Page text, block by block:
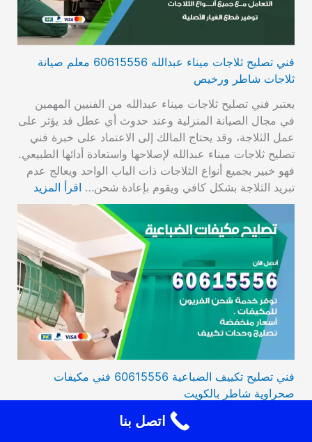
فني تصليح ثلاجات ميناء عبدالله 60615556 معلم صيانة
ثلاجات شاطر ورخيص
يعتبر فني تصليح ثلاجات ميناء عبدالله من الفنيين المهمين
في مجال الصيانة المنزلية وعند حدوث أي عطل قد يؤثر على
عمل الثلاجة، وقد يحتاج المالك إلى الاعتماد على خبرة فني
تصليح ثلاجات ميناء عبدالله لإصلاحها واستعادة أدائها الطبيعي.
فهو خبير بجميع أنواع الثلاجات ذات الباب الواحد ويعالج عدم
تبريد الثلاجة بشكل كافي ويقوم بإعادة شحن… اقرأ المزيد
فني تصليح تكييف الضباعية 60615556 فني مكيفات
صحراوية شاطر بالكويت
فني تصليح تكييف الضباعية، يوفر لكم أفضل الخدمات في
صيانة التكييف لديكم وذلك لكافة الأنواع هوائي متحرك،
اتصل بنا